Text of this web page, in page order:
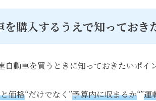
を購入するうえで知っておき
自動車を買うときに知っておきたいポイ
価格“だけでなく”予算内に収まるか“”運